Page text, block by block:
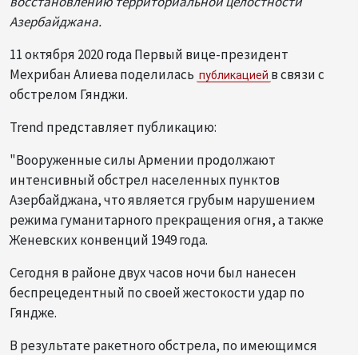
Азербайджана.
11 октября 2020 года Первый вице-президент
Мехрибан Алиева поделилась публикацией в связи с
обстрелом Гянджи.
Trend представляет публикацию:
"Вооруженные силы Армении продолжают
интенсивный обстрел населенных пунктов
Азербайджана, что является грубым нарушением
режима гуманитарного прекращения огня, а также
Женевских конвенций 1949 года.
Сегодня в районе двух часов ночи был нанесен
беспрецедентный по своей жестокости удар по
Гяндже.
В результате ракетного обстрела, по имеющимся